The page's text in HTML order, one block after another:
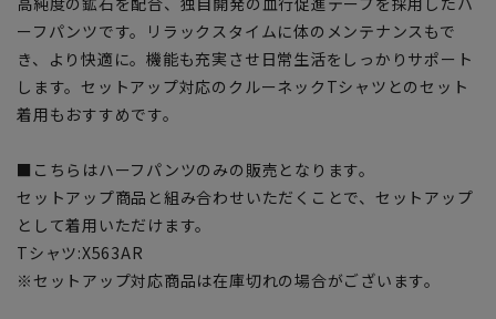
ーフパンツです。リラックスタイムに体のメンテナンスもで
き、より快適に。機能も充実させ日常生活をしっかりサポート
します。セットアップ対応のクルーネックTシャツとのセット
着用もおすすめです。
■こちらはハーフパンツのみの販売となります。
セットアップ商品と組み合わせいただくことで、セットアップ
として着用いただけます。
Tシャツ:X563AR
※セットアップ対応商品は在庫切れの場合がございます。